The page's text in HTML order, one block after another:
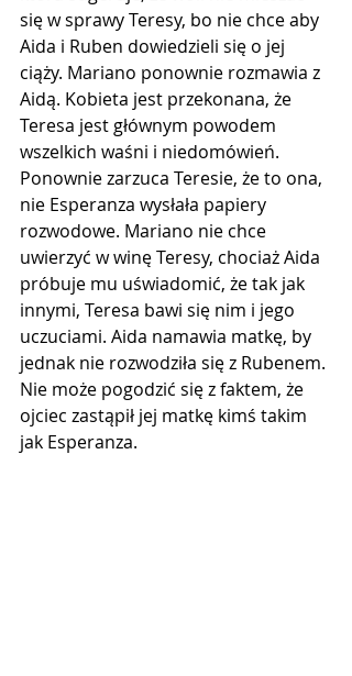
się w sprawy Teresy, bo nie chce aby
Aida i Ruben dowiedzieli się o jej
ciąży. Mariano ponownie rozmawia z
Aidą. Kobieta jest przekonana, że
Teresa jest głównym powodem
wszelkich waśni i niedomówień.
Ponownie zarzuca Teresie, że to ona,
nie Esperanza wysłała papiery
rozwodowe. Mariano nie chce
uwierzyć w winę Teresy, chociaż Aida
próbuje mu uświadomić, że tak jak
innymi, Teresa bawi się nim i jego
uczuciami. Aida namawia matkę, by
jednak nie rozwodziła się z Rubenem.
Nie może pogodzić się z faktem, że
ojciec zastąpił jej matkę kimś takim
jak Esperanza.